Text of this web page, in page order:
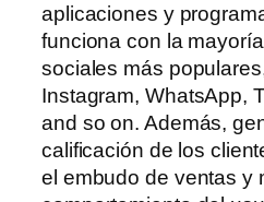
aplicaciones y
funciona con la
sociales más
Instagram, WhatsApp,
and so on. Además,
calificación de los
el embudo de ventas y